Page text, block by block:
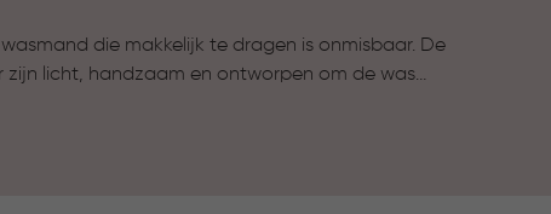
die makkelijk te dragen is onmisbaar. De
zijn licht, handzaam en ontworpen om de was